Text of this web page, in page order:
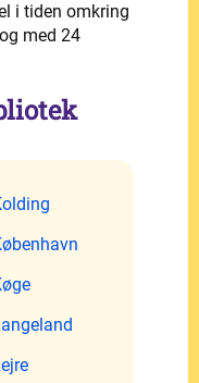
i tiden omkring
med 24